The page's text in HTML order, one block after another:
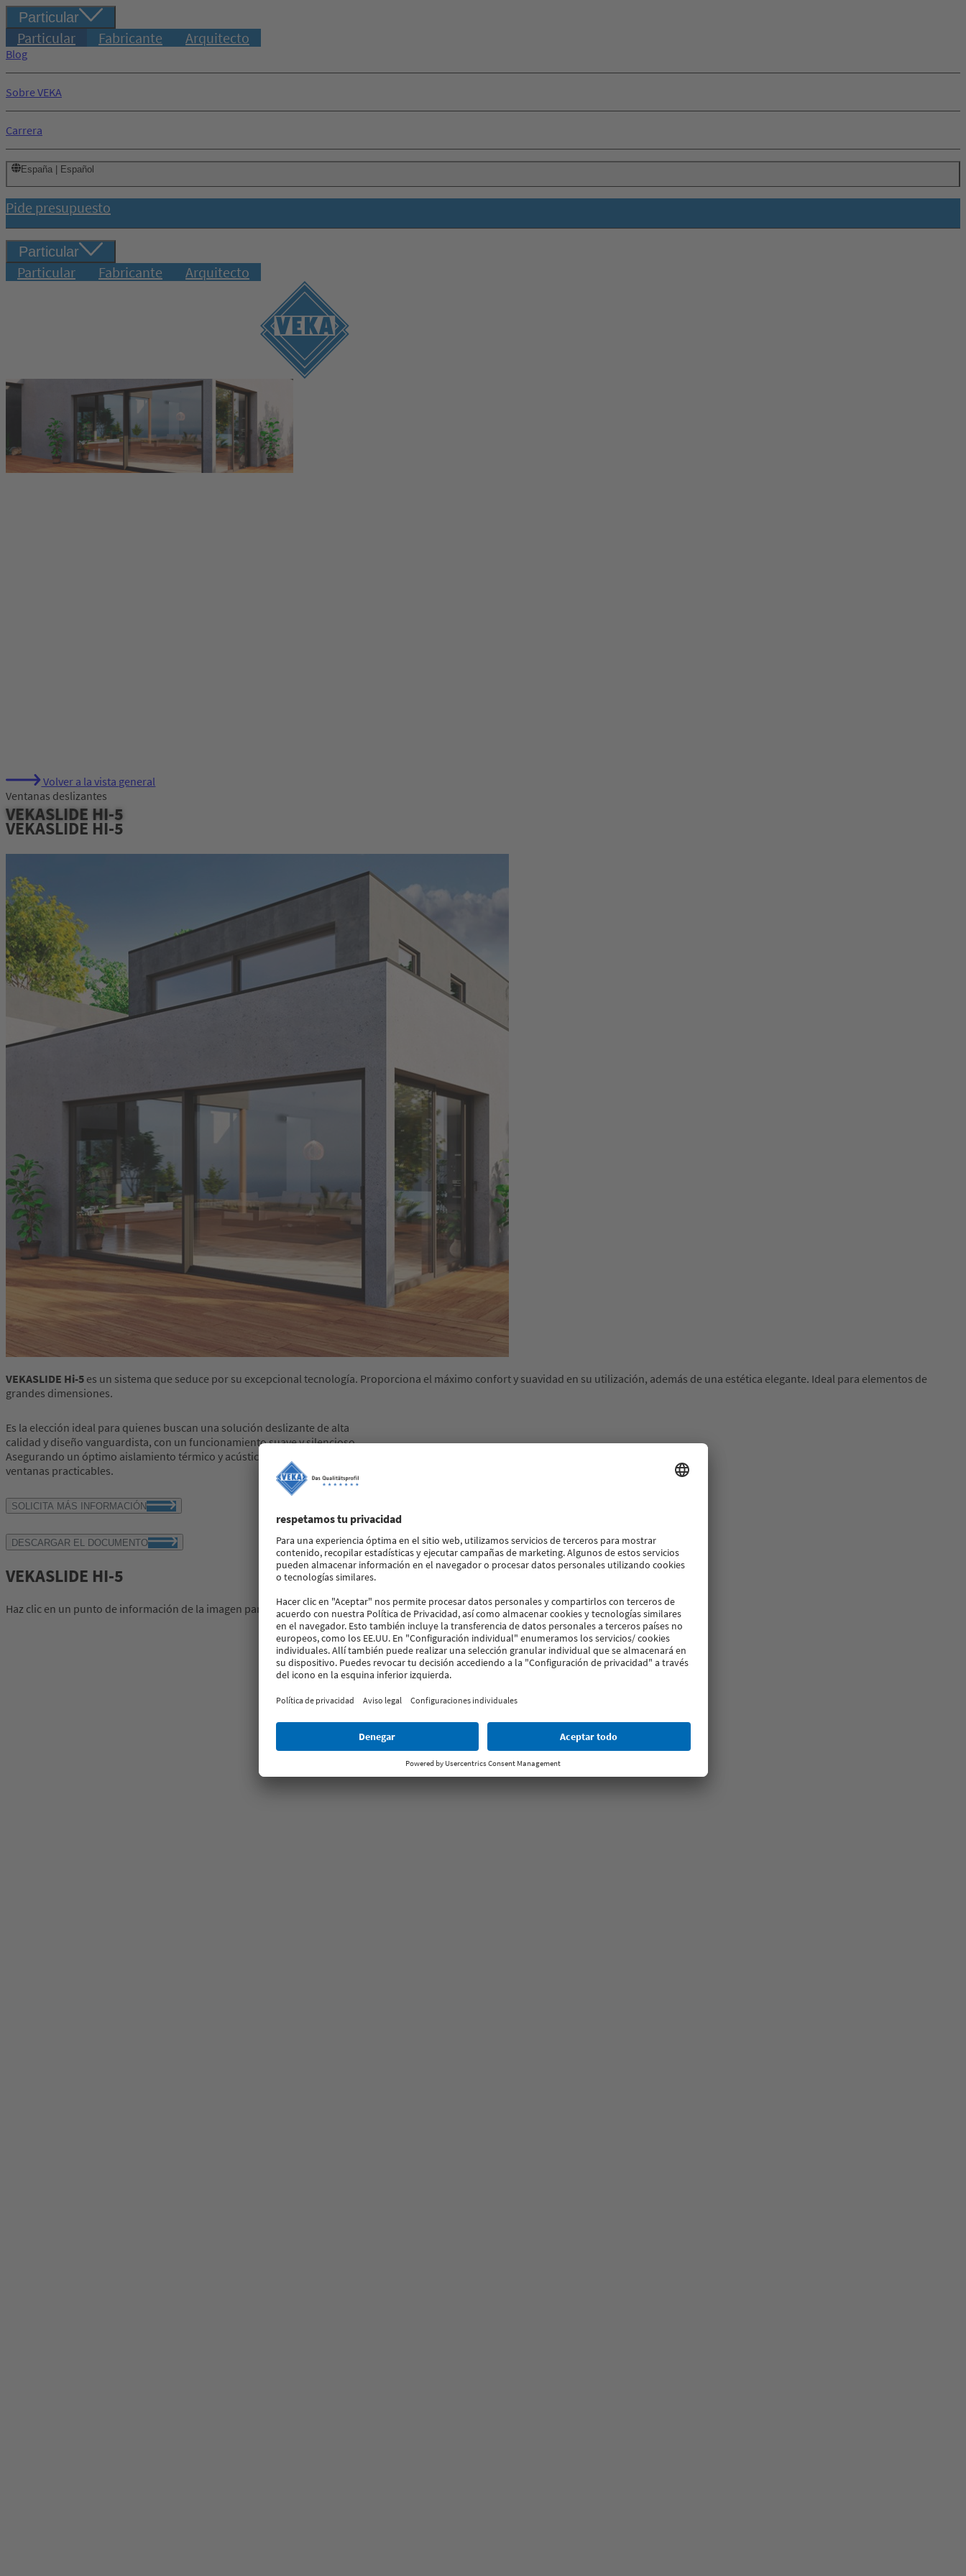
Particular
Particular Fabricante Arquitecto
Blog
Sobre VEKA
Carrera
España | Español
Pide presupuesto
Particular
Particular Fabricante Arquitecto
VEKASLIDE HI-5
Volver a la vista general
Ventanas deslizantes
VEKASLIDE HI-5
VEKASLIDE Hi-5 es un sistema que seduce por su excepcional tecnología. Proporciona el máximo confort y suavidad en su utilización, además de una estética elegante. Ideal para elementos de
grandes dimensiones.
Es la elección ideal para quienes buscan una solución deslizante de alta
calidad y diseño vanguardista, con un funcionamiento suave y silencioso.
Asegurando un óptimo aislamiento térmico y acústico, equivalente a
ventanas practicables.
SOLICITA MÁS INFORMACIÓN
DESCARGAR EL DOCUMENTO
VEKASLIDE HI-5
Haz clic en un punto de información de la imagen para obtener más información.